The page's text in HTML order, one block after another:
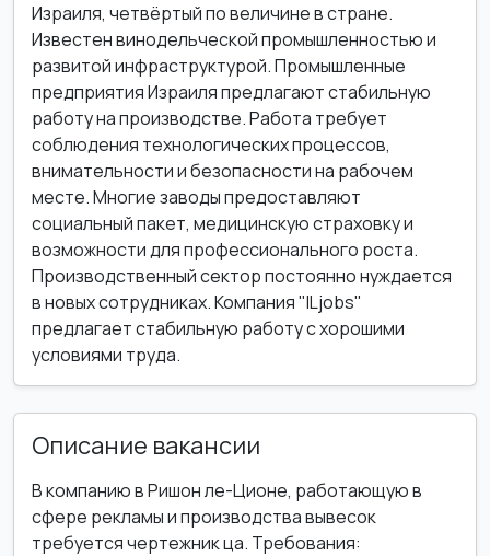
Израиля, четвёртый по величине в стране.
Известен винодельческой промышленностью и
развитой инфраструктурой. Промышленные
предприятия Израиля предлагают стабильную
работу на производстве. Работа требует
соблюдения технологических процессов,
внимательности и безопасности на рабочем
месте. Многие заводы предоставляют
социальный пакет, медицинскую страховку и
возможности для профессионального роста.
Производственный сектор постоянно нуждается
в новых сотрудниках. Компания "ILjobs"
предлагает стабильную работу с хорошими
условиями труда.
Описание вакансии
В компанию в Ришон ле-Ционе, работающую в
сфере рекламы и производства вывесок
требуется чертежник ца. Требования: